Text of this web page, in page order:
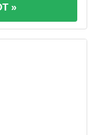
»